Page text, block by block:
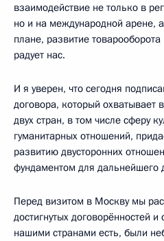
взаимодействие не только в
но и на международной арене,
плане, развитие
радует нас.
И я уверен, что сегодня
договора, который охватывает
двух стран, в том числе сферу
гуманитарных отношений,
развитию двусторонних
фундаментом для дальнейшего
Перед визитом в Москву мы
достигнутых договорённостей
нашими странами есть, были